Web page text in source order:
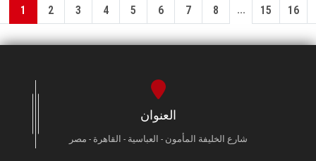
1 2 3 4 5 6 7 8 ... 15 16
العنوان
شارع الخليفة المأمون - العباسية - القاهرة - مصر